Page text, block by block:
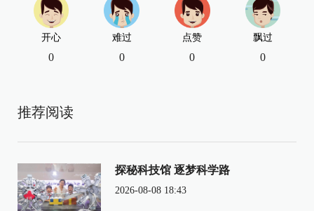
开心
0
难过
0
点赞
0
飘过
0
推荐阅读
探秘科技馆 逐梦科学路
2026-08-08 18:43